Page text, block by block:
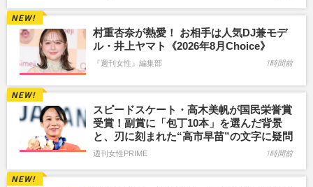
村重杏奈が熱愛！ お相手は人気DJ兼モデ
ル・井上ヤマト《2026年8月Choice》
『週刊女性』編集部 1時間前
スピードスケート・高木美帆が国民栄誉賞
受賞！副賞に「包丁10本」を選んだ背景
と、刃に刻まれた“高市早苗”の文字に疑問
週刊女性PRIME 1時間前